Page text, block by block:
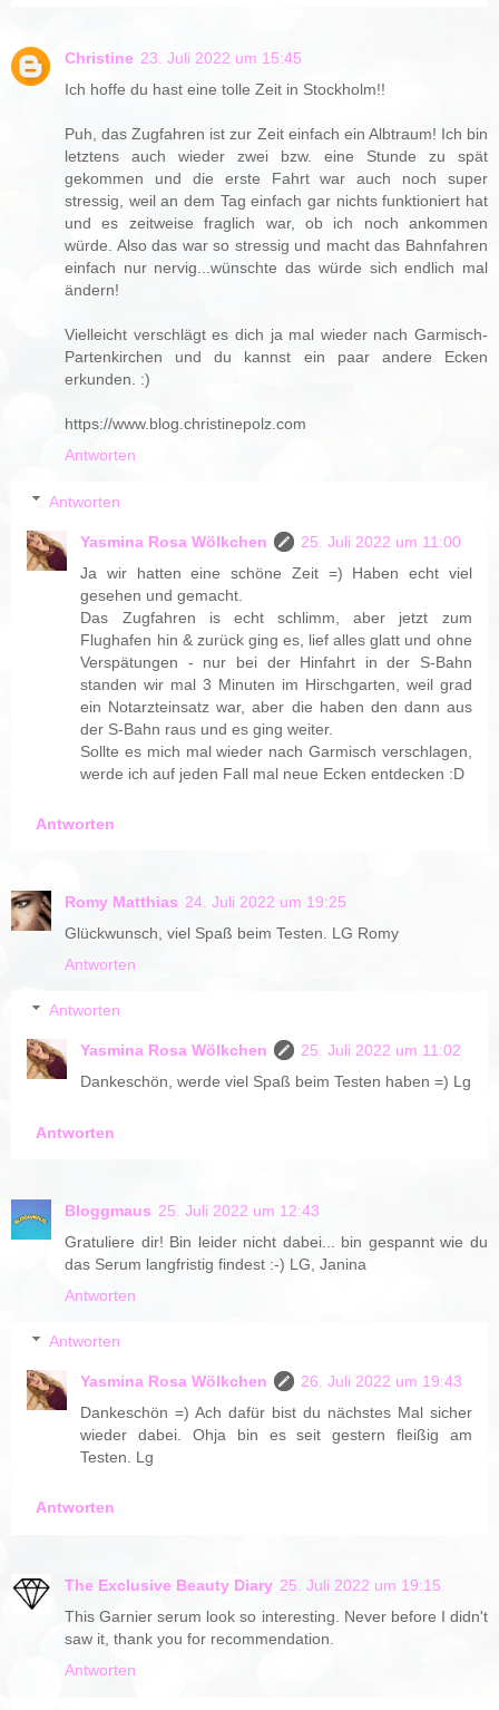
Christine 23. Juli 2022 um 15:45
Ich hoffe du hast eine tolle Zeit in Stockholm!!
Puh, das Zugfahren ist zur Zeit einfach ein Albtraum! Ich bin
letztens auch wieder zwei bzw. eine Stunde zu spät
gekommen und die erste Fahrt war auch noch super
stressig, weil an dem Tag einfach gar nichts funktioniert hat
und es zeitweise fraglich war, ob ich noch ankommen
würde. Also das war so stressig und macht das Bahnfahren
einfach nur nervig...wünschte das würde sich endlich mal
ändern!
Vielleicht verschlägt es dich ja mal wieder nach Garmisch-
Partenkirchen und du kannst ein paar andere Ecken
erkunden. :)
https://www.blog.christinepolz.com
Antworten
Antworten
Yasmina Rosa Wölkchen
25. Juli 2022 um 11:00
Ja wir hatten eine schöne Zeit =) Haben echt viel
gesehen und gemacht.
Das Zugfahren is echt schlimm, aber jetzt zum
Flughafen hin & zurück ging es, lief alles glatt und ohne
Verspätungen - nur bei der Hinfahrt in der S-Bahn
standen wir mal 3 Minuten im Hirschgarten, weil grad
ein Notarzteinsatz war, aber die haben den dann aus
der S-Bahn raus und es ging weiter.
Sollte es mich mal wieder nach Garmisch verschlagen,
werde ich auf jeden Fall mal neue Ecken entdecken :D
Antworten
Romy Matthias 24. Juli 2022 um 19:25
Glückwunsch, viel Spaß beim Testen. LG Romy
Antworten
Antworten
Yasmina Rosa Wölkchen
25. Juli 2022 um 11:02
Dankeschön, werde viel Spaß beim Testen haben =) Lg
Antworten
Bloggmaus 25. Juli 2022 um 12:43
Gratuliere dir! Bin leider nicht dabei... bin gespannt wie du
das Serum langfristig findest :-) LG, Janina
Antworten
Antworten
Yasmina Rosa Wölkchen
26. Juli 2022 um 19:43
Dankeschön =) Ach dafür bist du nächstes Mal sicher
wieder dabei. Ohja bin es seit gestern fleißig am
Testen. Lg
Antworten
The Exclusive Beauty Diary 25. Juli 2022 um 19:15
This Garnier serum look so interesting. Never before I didn't
saw it, thank you for recommendation.
Antworten